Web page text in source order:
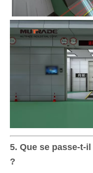
5. Que se passe-t-
?